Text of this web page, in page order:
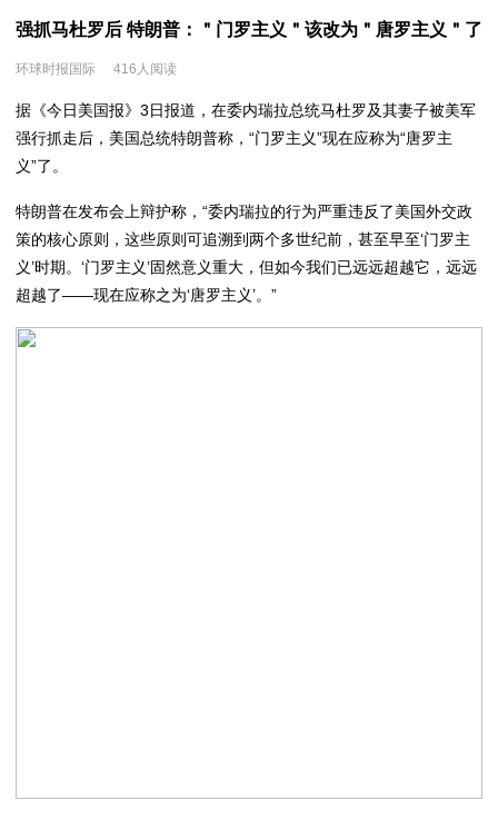
强抓马杜罗后 特朗普：＂门罗主义＂该改为＂唐罗主义＂了
环球时报国际 416人阅读
据《今日美国报》3日报道，在委内瑞拉总统马杜罗及其妻子被美军
强行抓走后，美国总统特朗普称，“门罗主义”现在应称为“唐罗主
义”了。
特朗普在发布会上辩护称，“委内瑞拉的行为严重违反了美国外交政
策的核心原则，这些原则可追溯到两个多世纪前，甚至早至‘门罗主
义’时期。‘门罗主义’固然意义重大，但如今我们已远远超越它，远远
超越了——现在应称之为‘唐罗主义’。”